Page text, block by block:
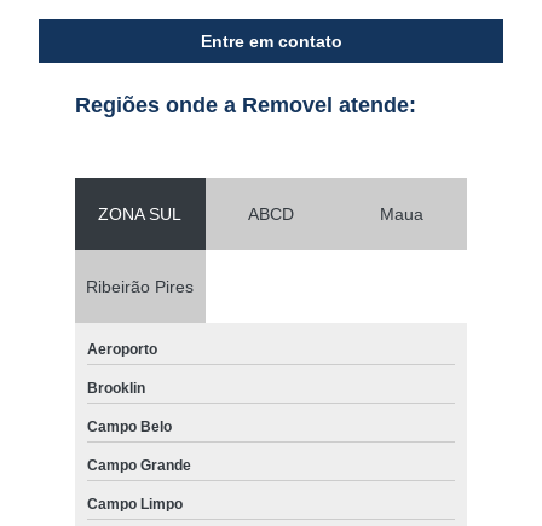
Entre em contato
Regiões onde a Removel atende:
ZONA SUL ABCD Maua
Ribeirão Pires
Aeroporto
Brooklin
Campo Belo
Campo Grande
Campo Limpo